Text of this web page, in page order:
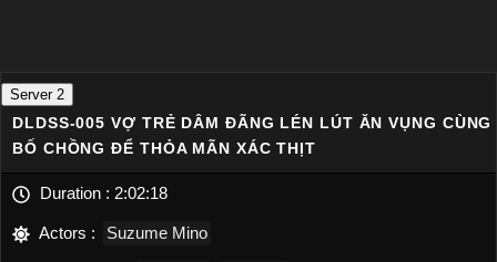
Server 2
DLDSS-005 VỢ TRẺ DÂM ĐÃNG LÉN LÚT ĂN VỤNG CÙNG
BỐ CHỒNG ĐỂ THỎA MÃN XÁC THỊT
Duration : 2:02:18
Actors : Suzume Mino